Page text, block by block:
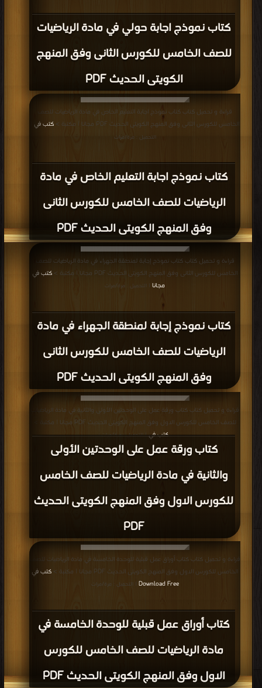
كتاب نموذج اجابة حولي في مادة الرياضيات
للصف الخامس للكورس الثانى وفق المنهج
الكويتى الحديث PDF
كتاب نموذج اجابة التعليم الخاص في مادة
الرياضيات للصف الخامس للكورس الثانى
وفق المنهج الكويتى الحديث PDF
قراءة و تحميل كتاب كتاب نموذج اجابة التعليم الخاص في مادة الرياضيات للصف
الخامس للكورس الثانى وفق المنهج الكويتى الحديث PDF مجانا | مكتبة >
كتب في
التحميل : مرة/مرات
كتاب نموذج إجابة لمنطقة الجهراء في مادة
الرياضيات للصف الخامس للكورس الثانى
وفق المنهج الكويتى الحديث PDF
قراءة و تحميل كتاب كتاب نموذج إجابة لمنطقة الجهراء في مادة الرياضيات للصف
الخامس للكورس الثانى وفق المنهج الكويتى الحديث PDF مجانا | مكتبة >
كتب في
مجانا | التحميل : مرة/مرات
كتاب ورقة عمل على الوحدتين الأولى
والثانية في مادة الرياضيات للصف الخامس
للكورس الاول وفق المنهج الكويتى الحديث
PDF
قراءة و تحميل كتاب كتاب ورقة عمل على الوحدتين الأولى والثانية في مادة الرياضيات
للصف الخامس للكورس الاول وفق المنهج الكويتى الحديث PDF مجانا | مكتبة >
كتب في| التحميل : مرة/مرات
كتاب أوراق عمل قبلية للوحدة الخامسة في
مادة الرياضيات للصف الخامس للكورس
الاول وفق المنهج الكويتى الحديث PDF
قراءة و تحميل كتاب كتاب أوراق عمل قبلية للوحدة الخامسة في مادة الرياضيات للصف
الخامس للكورس الاول وفق المنهج الكويتى الحديث PDF مجانا | مكتبة >
كتب في
Download Free
| التحميل : مرة/مرات